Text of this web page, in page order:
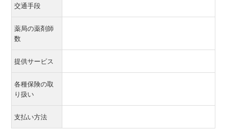
交通手段
薬局の薬剤師
数
提供サービス
各種保険の取
り扱い
支払い方法